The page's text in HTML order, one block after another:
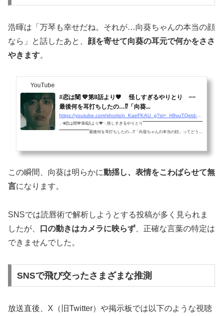
浩暉は「万琴も幸せだね。それが…向葵ちゃんの本当の顔
なら」と話したあと、 顔を寄せて向葵の耳元で何かをささ
やきます。
YouTube
#恋は闇 💙第8話より🧡 怪しすぎるやりとり −−
最後何を耳打ちしたの…⁉️「向葵...
https://youtube.com/shorts/n_KaeFKAU_g?si=_H9vuTQetd-0V-9n
⋰#恋は闇💙第8話より🧡⋱怪しすぎるやりとり‾‾‾‾‾‾‾‾‾‾‾‾‾‾‾‾‾‾‾‾‾‾‾‾‾‾‾‾‾‾‾‾‾‾‾‾‾‾‾‾
‾‾‾‾‾‾‾‾‾‾‾‾‾‾‾‾‾‾‾‾最後何を耳打ちしたの…⁉️「向葵ちゃんの本当の顔」ってどうい
この瞬間、向葵は明らかに動揺し、表情をこわばらせて無
言になります。
SNSでは読唇術で解析しようとする投稿が多く見られま
したが、
口の動きはカメラに映らず 、正確な言葉の特定は
できませんでした。
SNSで飛び交ったさまざまな推測
放送直後、X（旧Twitter）や掲示板では以下のような視聴